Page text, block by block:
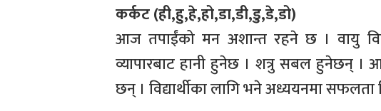
कर्कट (ही,हु,हे,हो,डा,डी,डु,डे,डो)
आज तपाईंको मन अशान्त रहने छ । वायु
व्यापारबाट हानी हुनेछ । शत्रु सबल हुनेछन् ।
छन् । विद्यार्थीका लागि भने अध्ययनमा सफलता